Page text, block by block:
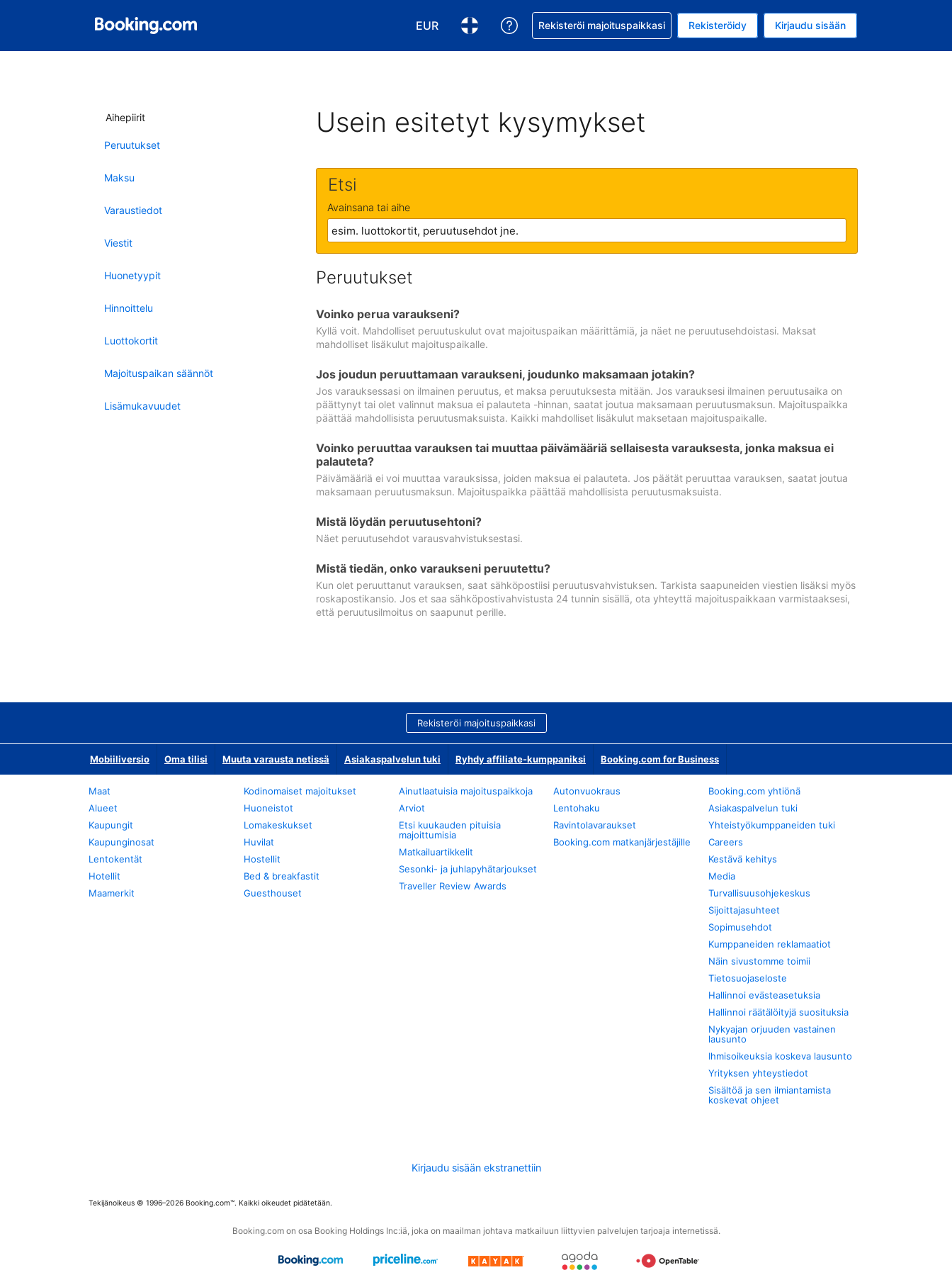
EUR
Valitse valuutta. Tämänhetkinen valuutta on EUR
Valitse kieli. Tämänhetkinen kieli on Suomi
Pyydä apua varauksesi kanssa
Rekisteröi majoituspaikkasi Rekisteröidy Kirjaudu sisään
Aihepiirit
Peruutukset
Maksu
Varaustiedot
Viestit
Huonetyypit
Hinnoittelu
Luottokortit
Majoituspaikan säännöt
Lisämukavuudet
Usein esitetyt kysymykset
Etsi
Avainsana tai aihe
Peruutukset
Voinko perua varaukseni?
Kyllä voit. Mahdolliset peruutuskulut ovat majoituspaikan määrittämiä, ja näet ne peruutusehdoistasi. Maksat
mahdolliset lisäkulut majoituspaikalle.
Jos joudun peruuttamaan varaukseni, joudunko maksamaan jotakin?
Jos varauksessasi on ilmainen peruutus, et maksa peruutuksesta mitään. Jos varauksesi ilmainen peruutusaika on
päättynyt tai olet valinnut maksua ei palauteta -hinnan, saatat joutua maksamaan peruutusmaksun. Majoituspaikka
päättää mahdollisista peruutusmaksuista. Kaikki mahdolliset lisäkulut maksetaan majoituspaikalle.
Voinko peruuttaa varauksen tai muuttaa päivämääriä sellaisesta varauksesta, jonka maksua ei
palauteta?
Päivämääriä ei voi muuttaa varauksissa, joiden maksua ei palauteta. Jos päätät peruuttaa varauksen, saatat joutua
maksamaan peruutusmaksun. Majoituspaikka päättää mahdollisista peruutusmaksuista.
Mistä löydän peruutusehtoni?
Näet peruutusehdot varausvahvistuksestasi.
Mistä tiedän, onko varaukseni peruutettu?
Kun olet peruuttanut varauksen, saat sähköpostiisi peruutusvahvistuksen. Tarkista saapuneiden viestien lisäksi myös
roskapostikansio. Jos et saa sähköpostivahvistusta 24 tunnin sisällä, ota yhteyttä majoituspaikkaan varmistaaksesi,
että peruutusilmoitus on saapunut perille.
Rekisteröi majoituspaikkasi
Mobiiliversio Oma tilisi Muuta varausta netissä Asiakaspalvelun tuki Ryhdy affiliate-kumppaniksi Booking.com for Business
Maat
Alueet
Kaupungit
Kaupunginosat
Lentokentät
Hotellit
Maamerkit
Kodinomaiset majoitukset
Huoneistot
Lomakeskukset
Huvilat
Hostellit
Bed & breakfastit
Guesthouset
Ainutlaatuisia majoituspaikkoja
Arviot
Etsi kuukauden pituisia
majoittumisia
Matkailuartikkelit
Sesonki- ja juhlapyhätarjoukset
Traveller Review Awards
Autonvuokraus
Lentohaku
Ravintolavaraukset
Booking.com matkanjärjestäjille
Booking.com yhtiönä
Asiakaspalvelun tuki
Yhteistyökumppaneiden tuki
Careers
Kestävä kehitys
Media
Turvallisuusohjekeskus
Sijoittajasuhteet
Sopimusehdot
Kumppaneiden reklamaatiot
Näin sivustomme toimii
Tietosuojaseloste
Hallinnoi evästeasetuksia
Hallinnoi räätälöityjä suosituksia
Nykyajan orjuuden vastainen
lausunto
Ihmisoikeuksia koskeva lausunto
Yrityksen yhteystiedot
Sisältöä ja sen ilmiantamista
koskevat ohjeet
Kirjaudu sisään ekstranettiin
Tekijänoikeus © 1996–2026 Booking.com™. Kaikki oikeudet pidätetään.
Booking.com on osa Booking Holdings Inc:iä, joka on maailman johtava matkailuun liittyvien palvelujen tarjoaja internetissä.